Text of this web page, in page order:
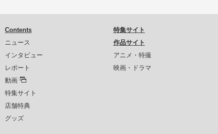
Contents
ニュース
インタビュー
レポート
動画
特集サイト
店舗特典
グッズ
特集サイト
作品サイト
アニメ・特撮
映画・ドラマ